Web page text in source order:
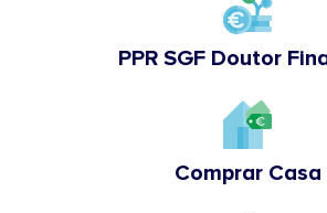
PPR SGF Doutor
Comprar Casa